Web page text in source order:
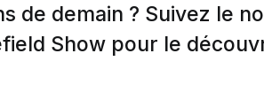
de demain ? Suivez le
Show pour le